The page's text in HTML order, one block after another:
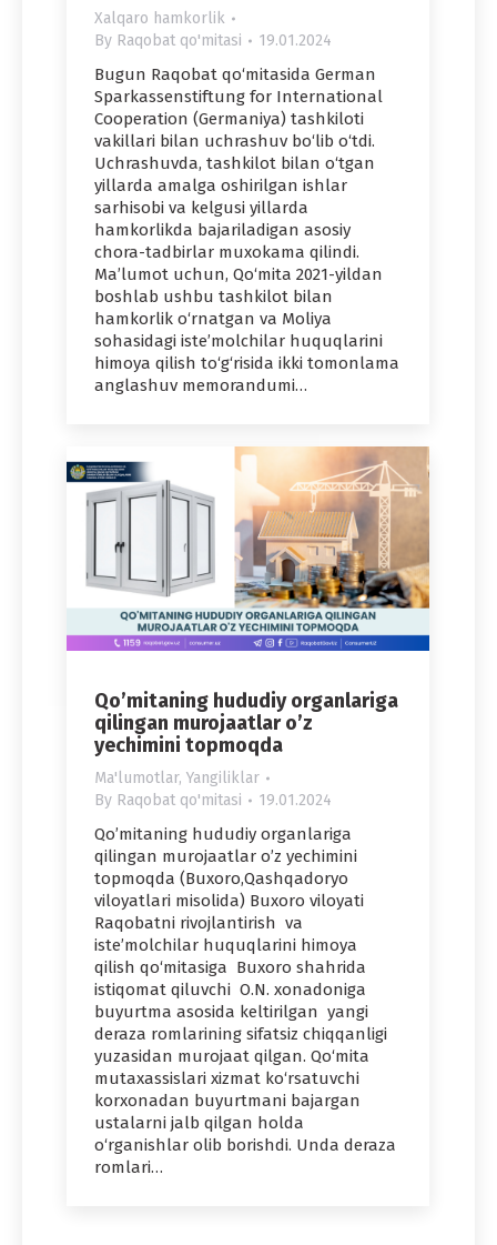
Xalqaro hamkorlik
By Raqobat qo'mitasi 19.01.2024
Bugun Raqobat qo‘mitasida German
Sparkassenstiftung for International
Cooperation (Germaniya) tashkiloti
vakillari bilan uchrashuv bo‘lib o‘tdi.
Uchrashuvda, tashkilot bilan o‘tgan
yillarda amalga oshirilgan ishlar
sarhisobi va kelgusi yillarda
hamkorlikda bajariladigan asosiy
chora-tadbirlar muxokama qilindi.
Maʼlumot uchun, Qo‘mita 2021-yildan
boshlab ushbu tashkilot bilan
hamkorlik o‘rnatgan va Moliya
sohasidagi isteʼmolchilar huquqlarini
himoya qilish to‘g‘risida ikki tomonlama
anglashuv memorandumi…
Qo’mitaning hududiy organlariga
qilingan murojaatlar o’z
yechimini topmoqda
Ma'lumotlar, Yangiliklar
By Raqobat qo'mitasi 19.01.2024
Qo’mitaning hududiy organlariga
qilingan murojaatlar o’z yechimini
topmoqda (Buxoro,Qashqadoryo
viloyatlari misolida) Buxoro viloyati
Raqobatni rivojlantirish va
iste’molchilar huquqlarini himoya
qilish qo‘mitasiga Buxoro shahrida
istiqomat qiluvchi O.N. xonadoniga
buyurtma asosida keltirilgan yangi
deraza romlarining sifatsiz chiqqanligi
yuzasidan murojaat qilgan. Qo‘mita
mutaxassislari xizmat ko‘rsatuvchi
korxonadan buyurtmani bajargan
ustalarni jalb qilgan holda
o‘rganishlar olib borishdi. Unda deraza
romlari…